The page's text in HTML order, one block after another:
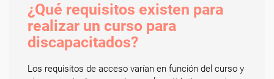
¿Qué requisitos existen para
realizar un curso para
discapacitados?
Los requisitos de acceso varían en función del curso y